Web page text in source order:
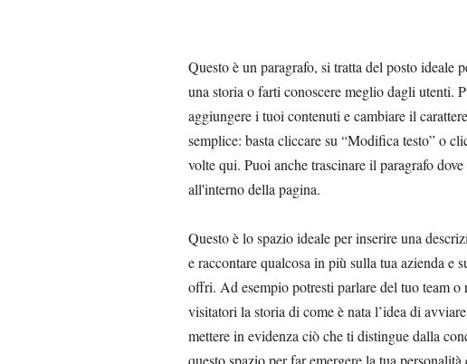
Questo è un paragrafo, si tratta del posto ideale
una storia o farti conoscere meglio dagli utenti.
aggiungere i tuoi contenuti e cambiare il
semplice: basta cliccare su “Modifica testo” o
volte qui. Puoi anche trascinare il paragrafo
all'interno della pagina.
​Questo è lo spazio ideale per inserire una
e raccontare qualcosa in più sulla tua azienda e
offri. Ad esempio potresti parlare del tuo team o
visitatori la storia di come è nata l’idea di
mettere in evidenza ciò che ti distingue dalla
questo spazio per far emergere la tua personalità